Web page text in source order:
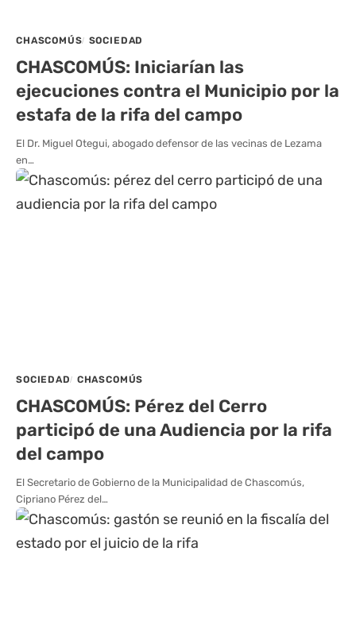
CHASCOMÚS SOCIEDAD
CHASCOMÚS: Iniciarían las
ejecuciones contra el Municipio por la
estafa de la rifa del campo
El Dr. Miguel Otegui, abogado defensor de las vecinas de Lezama
en…
SOCIEDAD CHASCOMÚS
CHASCOMÚS: Pérez del Cerro
participó de una Audiencia por la rifa
del campo
El Secretario de Gobierno de la Municipalidad de Chascomús,
Cipriano Pérez del…